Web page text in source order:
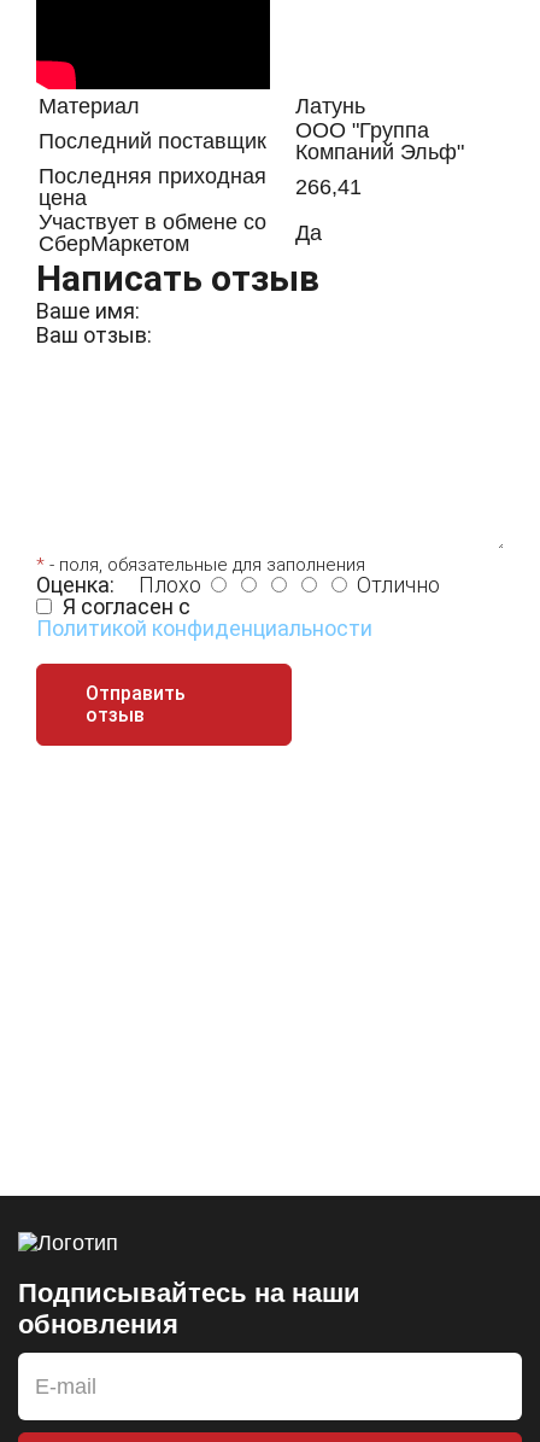
Материал
Латунь
Последний поставщик
ООО "Группа
Компаний Эльф"
Последняя приходная
цена
266,41
Участвует в обмене со
СберМаркетом
Да
Написать отзыв
Ваше имя:
Ваш отзыв:
* - поля, обязательные для заполнения
Оценка: Плохо
Отлично
Я согласен с
Политикой конфиденциальности
Отправить
отзыв
Подписывайтесь на наши
обновления